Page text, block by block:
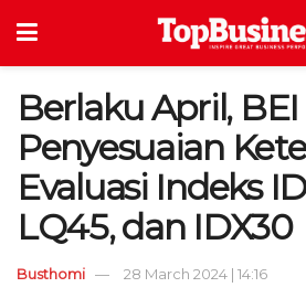
Berlaku April,
Penyesuaian
Evaluasi Indeks
LQ45, dan IDX30
Busthomi 28 March 2024 | 14:16